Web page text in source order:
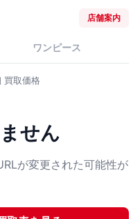
店舗案内
ワンピース
買取価格
せん
が変更された可能性が